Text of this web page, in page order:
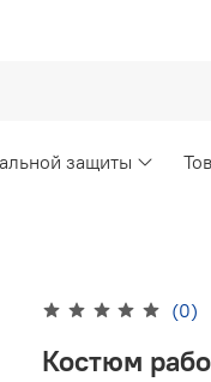
защиты
(0)
Костюм